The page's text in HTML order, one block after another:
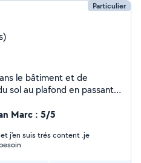
Particulier
le bâtiment et de
sol au plafond en passant
en intérieur.
Marc : 5/5
pas à le contacter si besoin